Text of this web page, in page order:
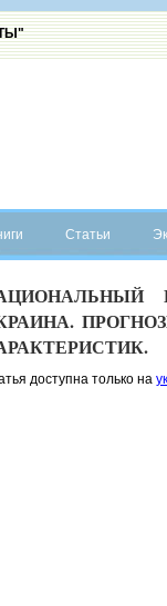
Статьи
доступна только на